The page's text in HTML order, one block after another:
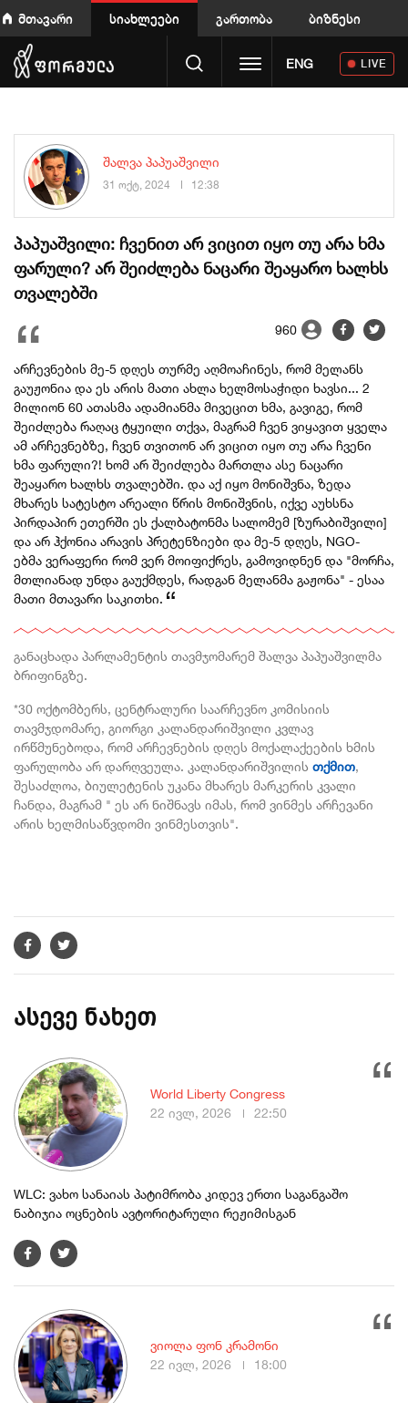
მთავარი სიახლეები გართობა ბიზნესი
Toggle navigation
ENG LIVE
შალვა პაპუაშვილი
31 ოქტ, 2024 12:38
პაპუაშვილი: ჩვენით არ ვიცით იყო თუ არა ხმა
ფარული? არ შეიძლება ნაცარი შეაყარო ხალხს
თვალებში
960
არჩევნების მე-5 დღეს თურმე აღმოაჩინეს, რომ მელანს
გაუჟონია და ეს არის მათი ახლა ხელმოსაჭიდი ხავსი... 2
მილიონ 60 ათასმა ადამიანმა მივეცით ხმა, გავიგე, რომ
შეიძლება რაღაც ტყუილი თქვა, მაგრამ ჩვენ ვიყავით ყველა
ამ არჩევნებზე, ჩვენ თვითონ არ ვიცით იყო თუ არა ჩვენი
ხმა ფარული?! ხომ არ შეიძლება მართლა ასე ნაცარი
შეაყარო ხალხს თვალებში. და აქ იყო მონიშვნა, ზედა
მხარეს სატესტო არეალი წრის მონიშვნის, იქვე აუხსნა
პირდაპირ ეთერში ეს ქალბატონმა სალომემ [ზურაბიშვილი]
და არ ჰქონია არავის პრეტენზიები და მე-5 დღეს, NGO-
ებმა ვერაფერი რომ ვერ მოიფიქრეს, გამოვიდნენ და "მორჩა,
მთლიანად უნდა გაუქმდეს, რადგან მელანმა გაჟონა" - ესაა
მათი მთავარი საკითხი.
განაცხადა პარლამენტის თავმჯომარემ შალვა პაპუაშვილმა
ბრიფინგზე.
*30 ოქტომბერს, ცენტრალური საარჩევნო კომისიის
თავმჯდომარე, გიორგი კალანდარიშვილი კვლავ
ირწმუნებოდა, რომ არჩევნების დღეს მოქალაქეების ხმის
ფარულობა არ დარღვეულა. კალანდარიშვილის თქმით,
შესაძლოა, ბიულეტენის უკანა მხარეს მარკერის კვალი
ჩანდა, მაგრამ " ეს არ ნიშნავს იმას, რომ ვინმეს არჩევანი
არის ხელმისაწვდომი ვინმესთვის".
ასევე ნახეთ
WLC: ვახო სანაიას პატიმრობა კიდევ ერთი საგანგაშო
ნაბიჯია ოცნების ავტორიტარული რეჟიმისგან
World Liberty Congress
22 ივლ, 2026
22:50
ვიოლა ფონ კრამონი
22 ივლ, 2026
18:00